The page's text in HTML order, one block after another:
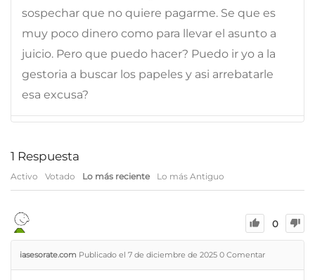
sospechar que no quiere pagarme. Se que es
muy poco dinero como para llevar el asunto a
juicio. Pero que puedo hacer? Puedo ir yo a la
gestoria a buscar los papeles y asi arrebatarle
esa excusa?
1 Respuesta
Activo Votado Lo más reciente Lo más Antiguo
0
iasesorate.com Publicado el 7 de diciembre de 2025 0 Comentar